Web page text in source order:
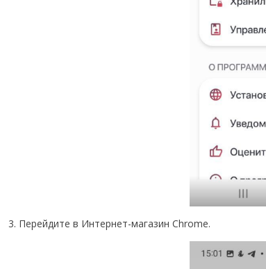
3. Перейдите в Интернет-магазин Chrome.